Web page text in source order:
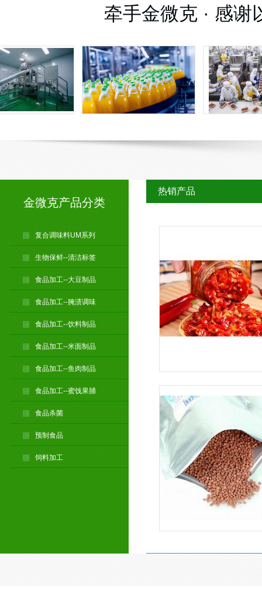
牵手金微克 · 感谢
金微克产品分类
复合调味料UM系列
生物保鲜--清洁标签
食品加工--大豆制品
食品加工--腌渍调味
食品加工--饮料制品
食品加工--米面制品
食品加工--鱼肉制品
食品加工--蜜饯果脯
食品杀菌
预制食品
饲料加工
热销产品